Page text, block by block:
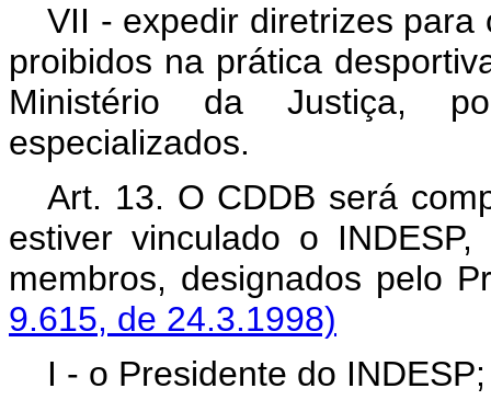
VII - expedir diretrizes
proibidos na prática
Ministério da Justiça,
especializados.
Art. 13. O CDDB será
estiver vinculado o
membros, designados pelo
9.615, de 24.3.1998)
I - o Presidente do INDESP;